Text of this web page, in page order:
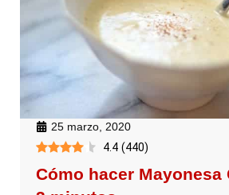
25 marzo, 2020
4.4 (440)
Cómo hacer Mayonesa